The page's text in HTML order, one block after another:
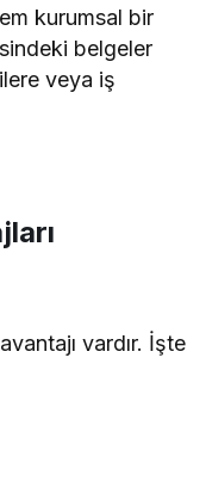
kurumsal bir
belgeler
veya iş
vardır. İşte